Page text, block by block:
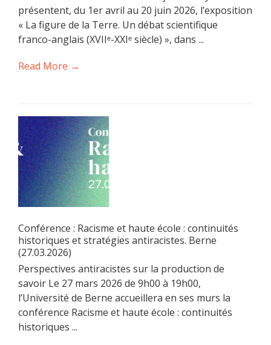
présentent, du 1er avril au 20 juin 2026, l’exposition
« La figure de la Terre. Un débat scientifique
franco-anglais (XVIIᵉ-XXIᵉ siècle) », dans ...
Read More →
Conférence : Racisme et haute école : continuités
historiques et stratégies antiracistes. Berne
(27.03.2026)
Perspectives antiracistes sur la production de
savoir Le 27 mars 2026 de 9h00 à 19h00,
l’Université de Berne accueillera en ses murs la
conférence Racisme et haute école : continuités
historiques ...